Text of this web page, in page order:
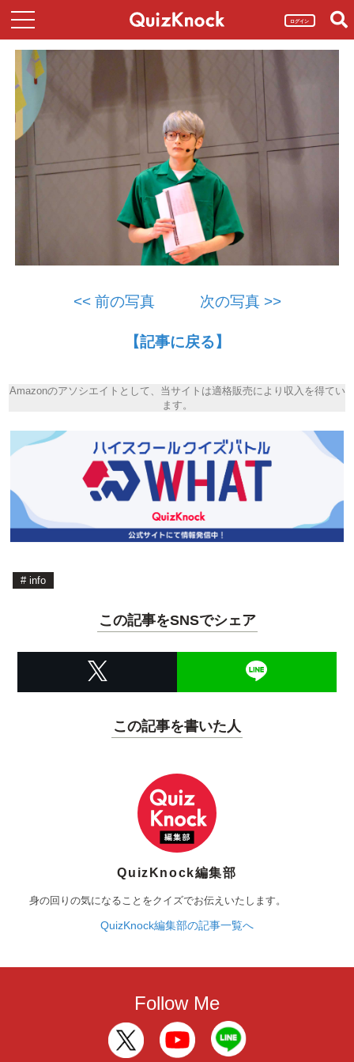
ログイン
<< 前の写真 次の写真 >>
【記事に戻る】
Amazonのアソシエイトとして、当サイトは適格販売により収入を得てい
ます。
# info
この記事をSNSでシェア
この記事を書いた人
QuizKnock編集部
身の回りの気になることをクイズでお伝えいたします。
QuizKnock編集部の記事一覧へ
Follow Me